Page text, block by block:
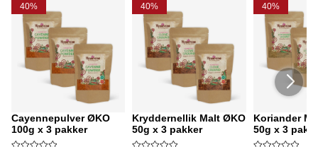
40%
Cayennepulver ØKO
100g x 3 pakker
40%
Kryddernellik Malt ØKO
50g x 3 pakker
40%
Koriander
50g x 3